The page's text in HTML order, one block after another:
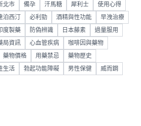
北市 備孕 汗馬糖 犀利士 使用心得
泊西汀 必利勁 酒精與性功能 早洩治療
度製藥 防偽辨識 日本藤素 過量服用
局資訊 心血管疾病 咖啡因與藥物
藥物價格 用藥禁忌 藥物歷史
生活 勃起功能障礙 男性保健 威而鋼